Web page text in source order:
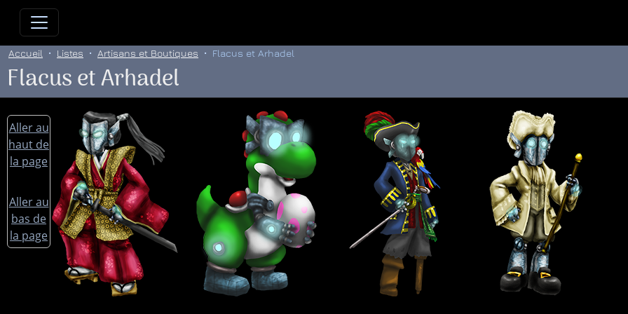
Allez directement au contenu
Accueil Listes Artisans et Boutiques Flacus et Arhadel
Flacus et Arhadel
Aller au
haut de
la page
Aller au
bas de
la page